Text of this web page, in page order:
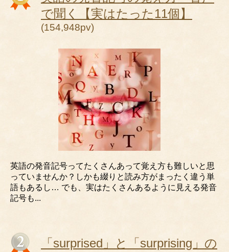
で聞く【実はたった11個】
(154,948pv)
英語の発音記号ってたくさんあって覚え方も難しいと思
っていませんか？しかも綴りと読み方がまったく違う単
語もあるし… でも、実はたくさんあるように見える発音
記号も...
「surprised」と「surprising」の